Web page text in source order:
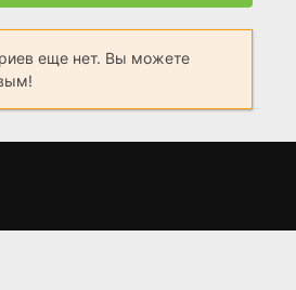
еще нет. Вы можете
Против ночи